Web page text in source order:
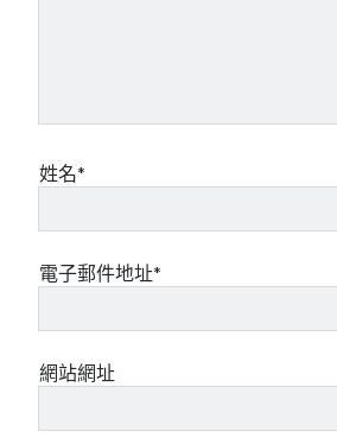
姓名*
電子郵件地址*
網站網址